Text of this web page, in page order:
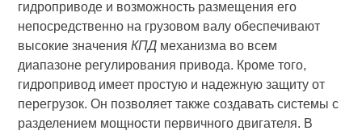
гидроприводе и возможность размещения его
непосредственно на грузовом валу обеспечивают
высокие значенияКПД механизма во всем
диапазоне регулирования привода. Кроме того,
гидропривод имеет простую и надежную защиту от
перегрузок. Он позволяет также создавать системы с
разделением мощности первичного двигателя. В